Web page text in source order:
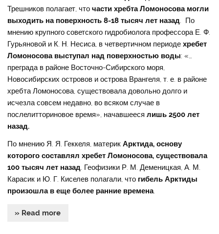
Трешников полагает, чточасти хребта Ломоносова могли
выходить на поверхность 8-18 тысяч лет назад. По
мнению крупного советского гидробиолога профессора Е. Ф.
Гурьяновой и К. Н. Несиса, в четвертичном периодехребет
Ломоносова выступал над поверхностью воды: «…
преграда в районе Восточно-Сибирского моря,
Новосибирских островов и острова Врангеля, т. е. в районе
хребта Ломоносова, существовала довольно долго и
исчезла совсем недавно, во всяком случае в
послелитториновое время», начавшеесялишь 2500 лет
назад.
По мнению Я. Я. Геккеля, материкАрктида, основу
которого составлял хребет Ломоносова, существовала
100 тысяч лет назад. Геофизики Р. М. Деменицкая, А. М.
Карасик и Ю. Г. Киселев полагали, что гибель Арктиды
произошла в еще более ранние времена.
» Read more